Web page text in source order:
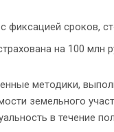
сроков,
на 100 млн
методики,
земельного
в течение